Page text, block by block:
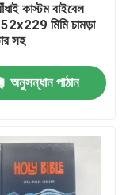
কাস্টম বাইবেল
মিমি চামড়া
সহ
অনুসন্ধান পাঠান